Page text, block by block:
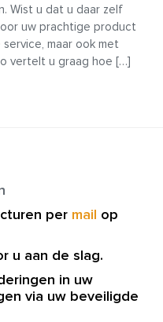
Wist u dat u daar zelf
uw prachtige product
maar ook met
vertelt u graag hoe […]
per mail
op
u aan de slag.
in uw
via uw beveiligde